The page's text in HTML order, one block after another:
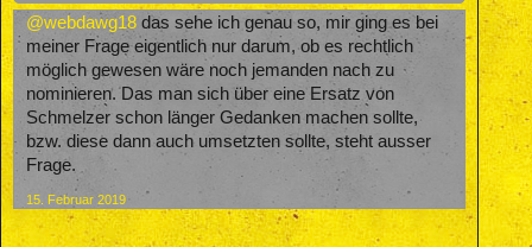
@webdawg18 das sehe ich genau so, mir ging es bei
meiner Frage eigentlich nur darum, ob es rechtlich
möglich gewesen wäre noch jemanden nach zu
nominieren. Das man sich über eine Ersatz von
Schmelzer schon länger Gedanken machen sollte,
bzw. diese dann auch umsetzten sollte, steht ausser
Frage.
15. Februar 2019